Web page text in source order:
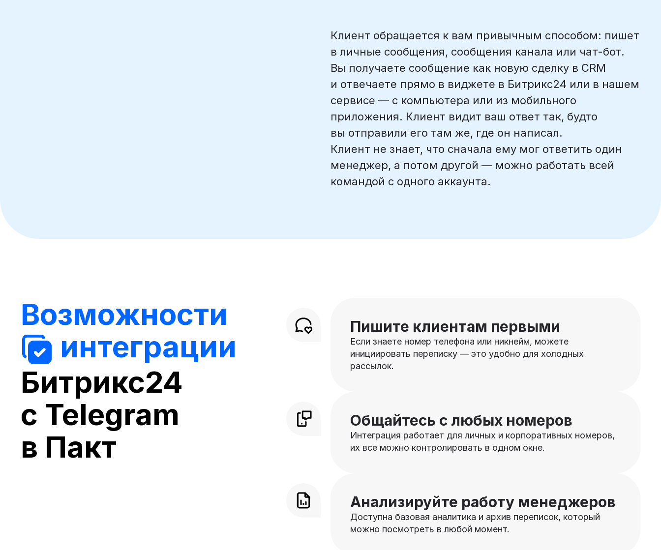
Клиент обращается к вам привычным способом: пишет
в личные сообщения, сообщения канала или чат-бот.
Вы получаете сообщение как новую сделку в CRM
и отвечаете прямо в виджете в Битрикс24 или в нашем
сервисе — с компьютера или из мобильного
приложения. Клиент видит ваш ответ так, будто
вы отправили его там же, где он написал.
Клиент не знает, что сначала ему мог ответить один
менеджер, а потом другой — можно работать всей
командой с одного аккаунта.
Возможности
** интеграции
Битрикс24
с Telegram
в Пакт
Пишите клиентам первыми
Если знаете номер телефона или никнейм, можете
инициировать переписку — это удобно для холодных
рассылок.
Общайтесь с любых номеров
Интеграция работает для личных и корпоративных номеров,
их все можно контролировать в одном окне.
Анализируйте работу менеджеров
Доступна базовая аналитика и архив переписок, который
можно посмотреть в любой момент.